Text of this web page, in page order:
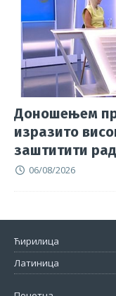
Доношењем
изразито
заштитити
06/08/2026
Ћирилица
Латиница